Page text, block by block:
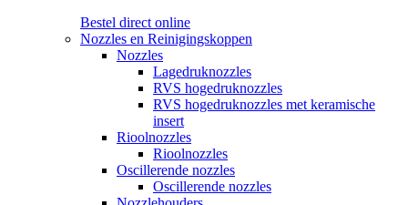
Bestel direct online
Nozzles en Reinigingskoppen
Nozzles
Lagedruknozzles
RVS hogedruknozzles
RVS hogedruknozzles met keramische
insert
Rioolnozzles
Rioolnozzles
Oscillerende nozzles
Oscillerende nozzles